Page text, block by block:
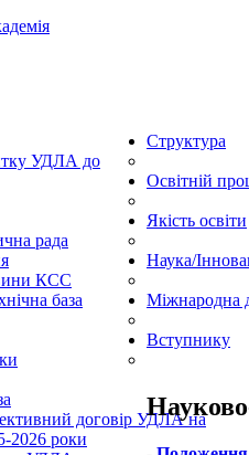
УДЛА до
рада
КСС
база
договір УДЛА на
2026 роки
Структура
Освітній
Якість освіти
Наука/
Міжнародна
Вступнику